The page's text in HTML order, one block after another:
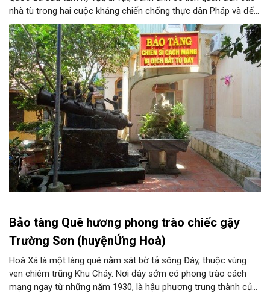
nhà tù trong hai cuộc kháng chiến chống thực dân Pháp và đế
quốc Mỹ xâm lược mà đồng đội và các ông đã trải qua. Hơn 20
năm kiếm tìm và góp nhặt, Bảo tàng Chiến sĩ cách mạng bị
địch bắt tù đày, do chính những người cựu tù năm xưa thành lập
là những minh chứng chân thực về một thời oanh liệt và hào
hùng của dân tộc.
Bảo tàng Quê hương phong trào chiếc gậy
Trường Sơn (huyệnỨng Hoà)
Hoà Xá là một làng quê nằm sát bờ tả sông Đáy, thuộc vùng
ven chiêm trũng Khu Cháy. Nơi đây sớm có phong trào cách
mạng ngay từ những năm 1930, là hậu phương trung thành của